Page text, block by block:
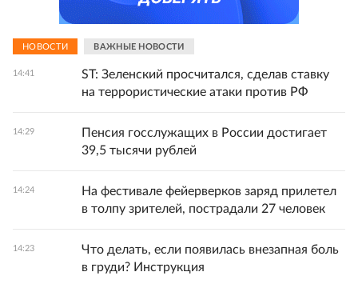
НОВОСТИ ВАЖНЫЕ НОВОСТИ
14:41
ST: Зеленский просчитался, сделав ставку
на террористические атаки против РФ
14:29
Пенсия госслужащих в России достигает
39,5 тысячи рублей
14:24
На фестивале фейерверков заряд прилетел
в толпу зрителей, пострадали 27 человек
14:23
Что делать, если появилась внезапная боль
в груди? Инструкция